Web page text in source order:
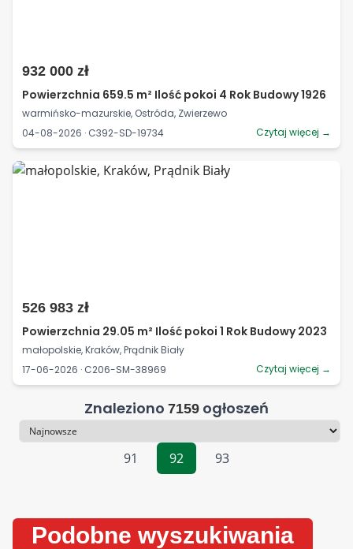
932 000 zł
Powierzchnia 659.5 m² Ilość pokoi 4 Rok Budowy 1926
warmińsko-mazurskie, Ostróda, Zwierzewo
04-08-2026 · C392-SD-19734
Czytaj więcej →
526 983 zł
Powierzchnia 29.05 m² Ilość pokoi 1 Rok Budowy 2023
małopolskie, Kraków, Prądnik Biały
17-06-2026 · C206-SM-38969
Czytaj więcej →
Znaleziono 7159 ogłoszeń
Sortowanie
91
92 93
Podobne wyszukiwania